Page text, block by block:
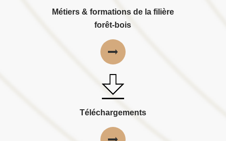
Métiers & formations de la filière
forêt-bois
Téléchargements